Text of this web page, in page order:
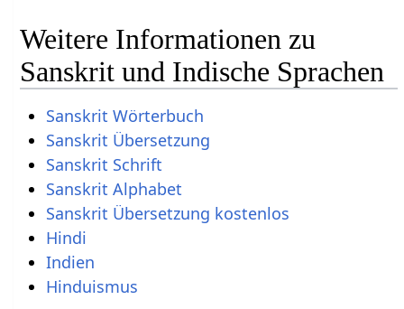
Weitere Informationen zu
Sanskrit und Indische Sprachen
Sanskrit Wörterbuch
Sanskrit Übersetzung
Sanskrit Schrift
Sanskrit Alphabet
Sanskrit Übersetzung kostenlos
Hindi
Indien
Hinduismus